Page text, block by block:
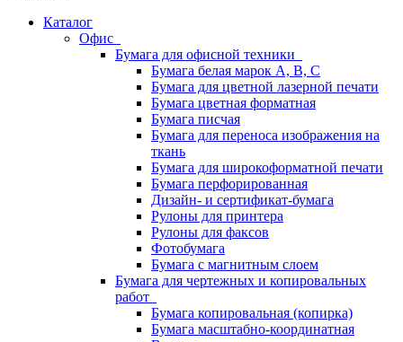
Каталог
Офис
Бумага для офисной техники
Бумага белая марок А, В, С
Бумага для цветной лазерной печати
Бумага цветная форматная
Бумага писчая
Бумага для переноса изображения на
ткань
Бумага для широкоформатной печати
Бумага перфорированная
Дизайн- и сертификат-бумага
Рулоны для принтера
Рулоны для факсов
Фотобумага
Бумага с магнитным слоем
Бумага для чертежных и копировальных
работ
Бумага копировальная (копирка)
Бумага масштабно-координатная